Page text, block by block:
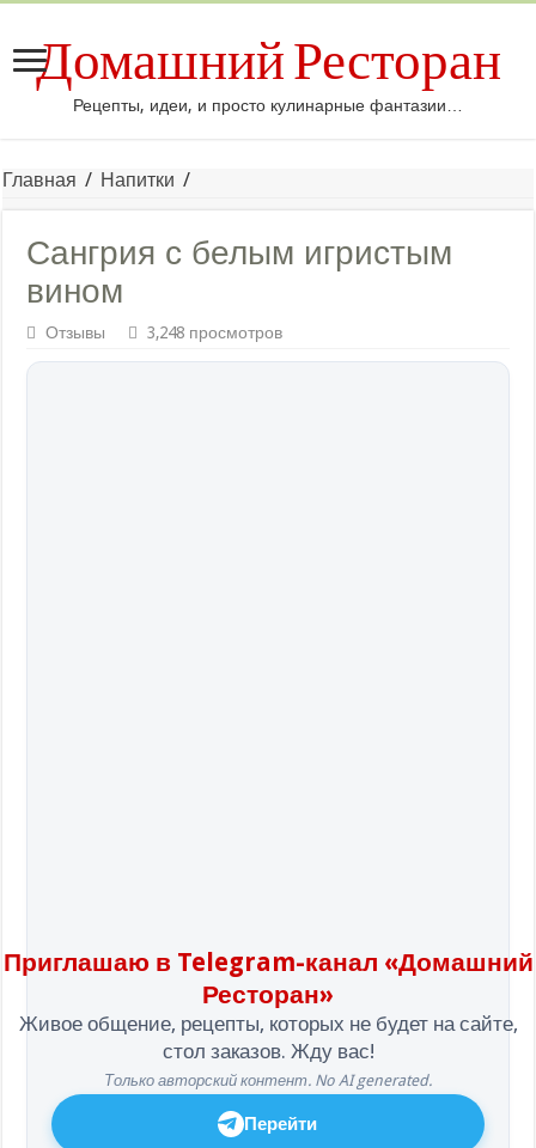
Домашний Ресторан
Рецепты, идеи, и просто кулинарные фантазии…
Главная / Напитки /
Сангрия с белым игристым
вином
Отзывы 3,248 просмотров
Приглашаю в Telegram-канал «Домашний
Ресторан»
Живое общение, рецепты, которых не будет на сайте,
стол заказов. Жду вас!
Только авторский контент. No AI generated.
Перейти